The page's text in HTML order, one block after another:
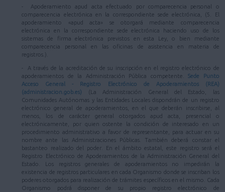
- Apoderamiento apud acta efectuado por comparecencia personal o
comparecencia electrónica en la correspondiente sede electrónica, (5. El
apoderamiento «apud acta» se otorgará mediante comparecencia
electrónica en la correspondiente sede electrónica haciendo uso de los
sistemas de firma electrónica previstos en esta Ley, o bien mediante
comparecencia personal en las oficinas de asistencia en materia de
registros.).
- A través de la acreditación de su inscripción en el registro electrónico de
apoderamientos de la Administración Pública competente.Sede Punto
Acceso General - Registro Electrónico de Apoderamientos (REA)
(administracion.gob.es)
(La Administración General del Estado, las
Comunidades Autónomas y las Entidades Locales dispondrán de un registro
electrónico general de apoderamientos, en el que deberán inscribirse, al
menos, los de carácter general otorgados apud acta, presencial o
electrónicamente, por quien ostente la condición de interesado en un
procedimiento administrativo a favor de representante, para actuar en su
nombre ante las Administraciones Públicas. También deberá constar el
bastanteo realizado del poder. En el ámbito estatal, este registro será el
Registro Electrónico de Apoderamientos de la Administración General del
Estado. Los registros generales de apoderamientos no impedirán la
existencia de registros particulares en cada Organismo donde se inscriban los
poderes otorgados para realización de trámites específicos en el mismo. Cada
Organismo podrá disponer de su propio registro electrónico de